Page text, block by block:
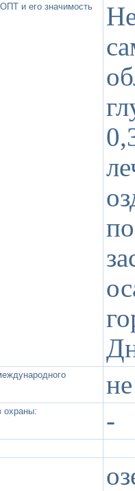
и его значимость
охраны: -